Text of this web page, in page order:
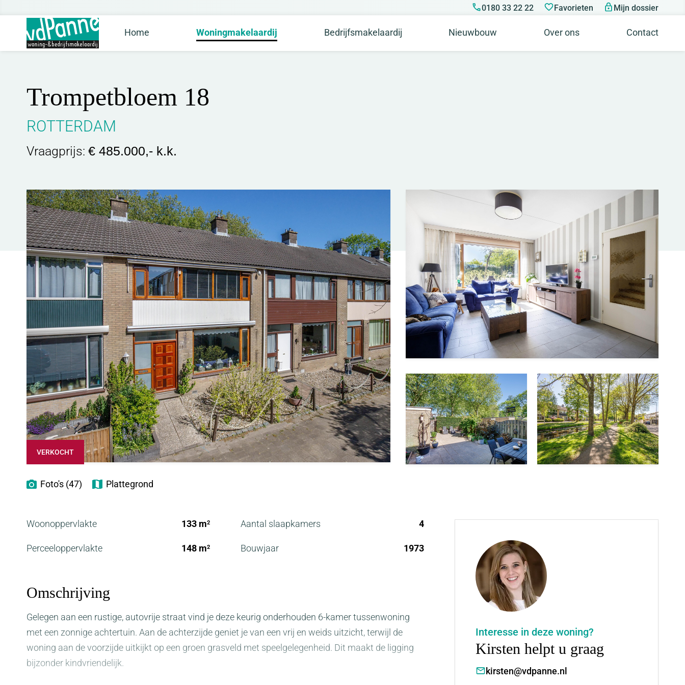
0180 33 22 22 Favorieten Mijn dossier
Home Woningmakelaardij Bedrijfsmakelaardij Nieuwbouw Over ons Contact
Trompetbloem 18
ROTTERDAM
Vraagprijs: € 485.000,- k.k.
VERKOCHT
Foto's (47) Plattegrond
Woonoppervlakte 133 m2
Perceeloppervlakte 148 m2
Aantal slaapkamers 4
Bouwjaar 1973
Omschrijving
Gelegen aan een rustige, autovrije straat vind je deze keurig onderhouden 6-kamer tussenwoning
met een zonnige achtertuin. Aan de achterzijde geniet je van een vrij en weids uitzicht, terwijl de
woning aan de voorzijde uitkijkt op een groen grasveld met speelgelegenheid. Dit maakt de ligging
bijzonder kindvriendelijk.
Interesse in deze woning?
Kirsten helpt u graag
kirsten@vdpanne.nl